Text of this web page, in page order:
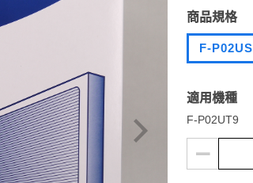
商品規格
F-P02US
適用機種
F-P02UT9